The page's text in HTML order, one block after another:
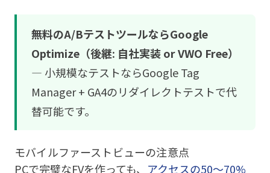
無料のA/BテストツールならGoogle
Optimize（後継: 自社実装 or VWO Free）
— 小規模なテストならGoogle Tag
Manager + GA4のリダイレクトテストで代
替可能です。
モバイルファーストビューの注意点
PCで完璧なFVを作っても、 アクセスの50〜70%